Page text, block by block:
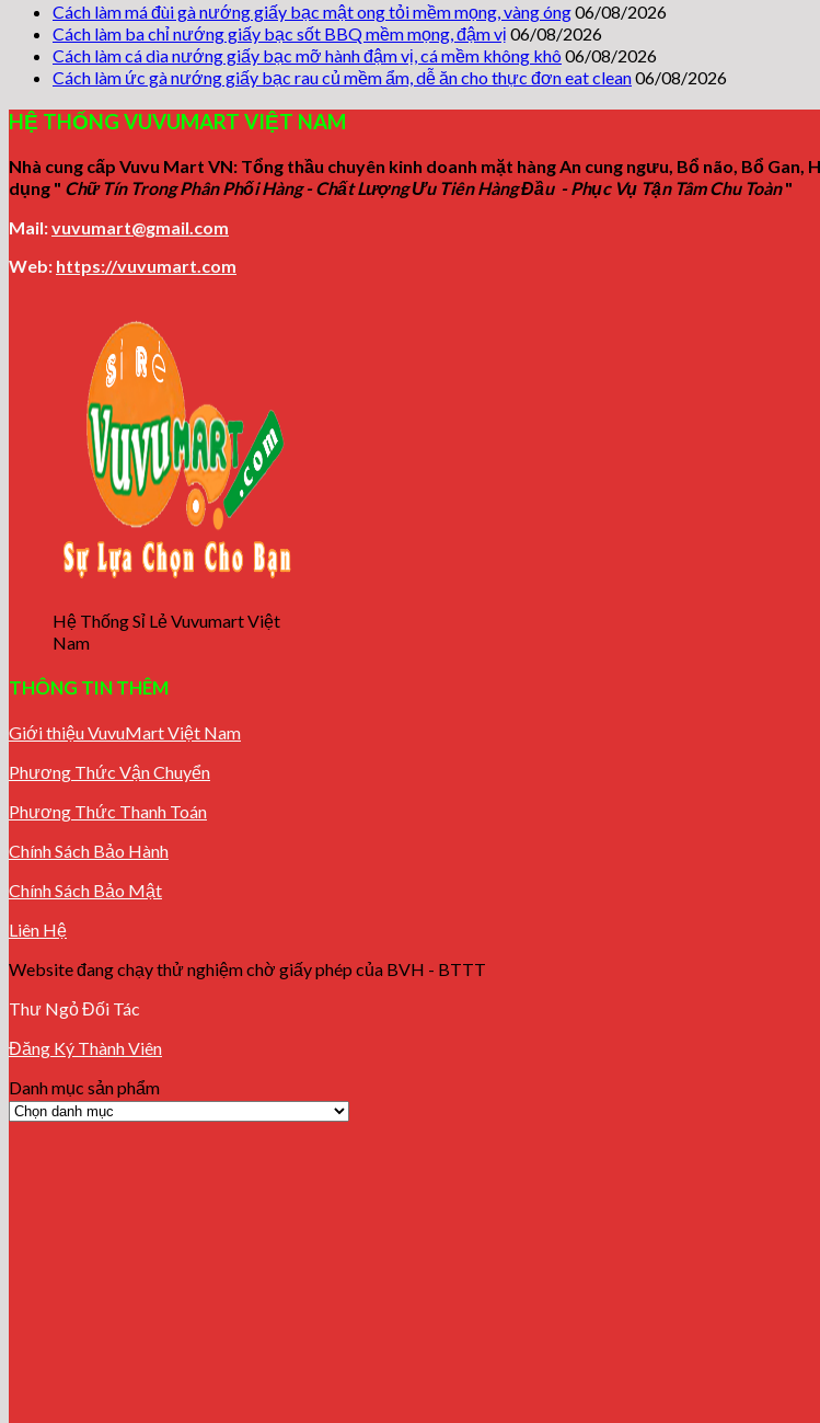
261.000 ₫.
Cách làm má đùi gà nướng giấy bạc mật ong tỏi mềm mọng, vàng óng06/08/2026
Cách làm ba chỉ nướng giấy bạc sốt BBQ mềm mọng, đậm vị 06/08/2026
Cách làm cá dìa nướng giấy bạc mỡ hành đậm vị, cá mềm không khô 06/08/2026
Cách làm ức gà nướng giấy bạc rau củ mềm ẩm, dễ ăn cho thực đơn eat clean06/08/2026
HỆ THỐNG VUVUMART VIỆT NAM
Nhà cung cấp Vuvu Mart VN: Tổng thầu chuyên kinh doanh mặt hàng An cung ngưu, Bổ não, Bổ
dụng " Chữ Tín Trong Phân Phối Hàng - Chất Lượng Ưu Tiên Hàng Đầu - Phục Vụ Tận Tâm Chu Toàn"
Mail:vuvumart@gmail.com
Web: https://vuvumart.com
Hệ Thống Sỉ Lẻ Vuvumart Việt
Nam
THÔNG TIN THÊM
Giới thiệu VuvuMart Việt Nam
Phương Thức Vận Chuyển
Phương Thức Thanh Toán
Chính Sách Bảo Hành
Chính Sách Bảo Mật
Liên Hệ
Website đang chạy thử nghiệm chờ giấy phép của BVH - BTTT
Thư Ngỏ Đối Tác
Đăng Ký Thành Viên
Danh mục sản phẩm